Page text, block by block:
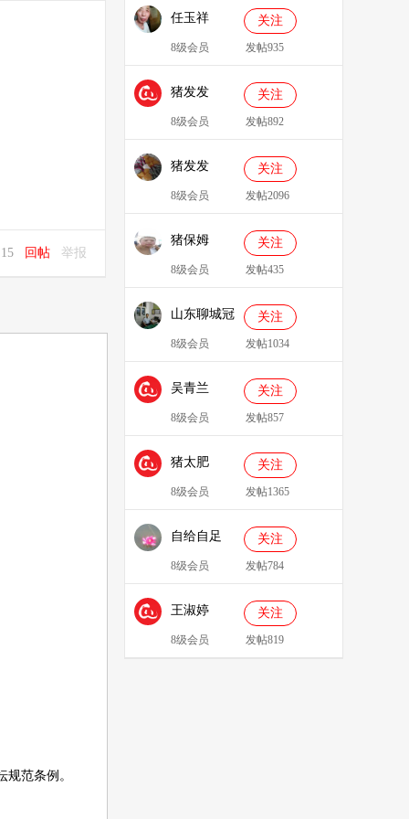
回帖 举报
规范条例 。
任玉祥 关注
8级会员 发帖935
猪发发
638829
关注
8级会员 发帖892
猪发发 关注
8级会员 发帖2096
猪保姆
909233
关注
8级会员 发帖435
山东聊城冠
县、莘县综
合服务站：
冯代林
关注
8级会员 发帖1034
吴青兰 关注
8级会员 发帖857
猪太肥
143814
关注
8级会员 发帖1365
自给自足 关注
8级会员 发帖784
王淑婷 关注
8级会员 发帖819